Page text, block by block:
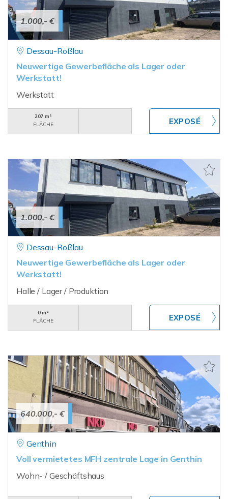
1.000,- €
Dessau-Roßlau
Neuwertige Gewerbefläche als Lager oder
Werkstatt!
Werkstatt
207 m²
FLÄCHE
1.000,- €
Dessau-Roßlau
Neuwertige Gewerbefläche als Lager oder
Werkstatt!
Halle / Lager / Produktion
0 m²
FLÄCHE
640.000,- €
Genthin
Voll vermietetes MFH zentrale Lage in Genthin
Wohn- / Geschäftshaus